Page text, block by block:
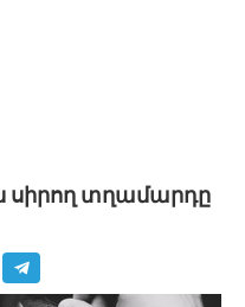
սիրող տղամարդը